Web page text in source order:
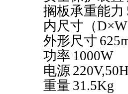
搁板承重能力
内尺寸（D×W
外形尺寸
功率 1000W
电源
重量 31.5Kg